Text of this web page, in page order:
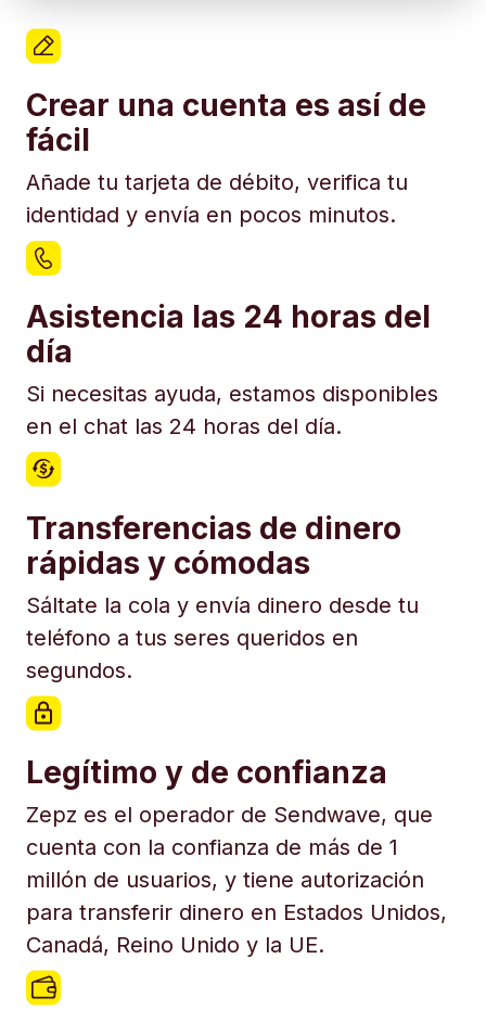
Crear una cuenta es así de
fácil
Añade tu tarjeta de débito, verifica tu
identidad y envía en pocos minutos.
Asistencia las 24 horas del
día
Si necesitas ayuda, estamos disponibles
en el chat las 24 horas del día.
Transferencias de dinero
rápidas y cómodas
Sáltate la cola y envía dinero desde tu
teléfono a tus seres queridos en
segundos.
Legítimo y de confianza
Zepz es el operador de Sendwave, que
cuenta con la confianza de más de 1
millón de usuarios, y tiene autorización
para transferir dinero en Estados Unidos,
Canadá, Reino Unido y la UE.